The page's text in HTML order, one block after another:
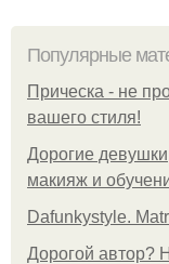
Популярные
Прическа - не
вашего стиля!
Дорогие
макияж и
Dafunkystyle.
Дорогой автор?